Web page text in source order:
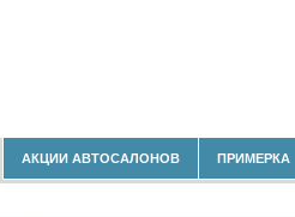
АКЦИИ АВТОСАЛОНОВ ПРИМЕРКА